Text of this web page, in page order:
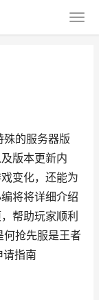
的服务器版
版本更新内
变化，还能为
将将详细介绍
帮助玩家顺利
抢先服是王者
请指南